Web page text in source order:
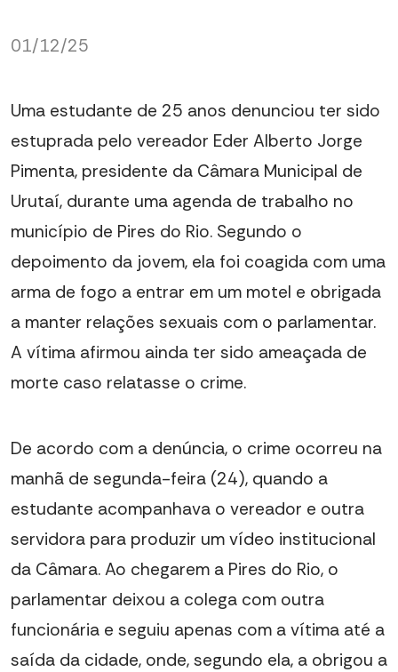
01/12/25
Uma estudante de 25 anos denunciou ter sido
estuprada pelo vereador Eder Alberto Jorge
Pimenta, presidente da Câmara Municipal de
Urutaí, durante uma agenda de trabalho no
município de Pires do Rio. Segundo o
depoimento da jovem, ela foi coagida com uma
arma de fogo a entrar em um motel e obrigada
a manter relações sexuais com o parlamentar.
A vítima afirmou ainda ter sido ameaçada de
morte caso relatasse o crime.
De acordo com a denúncia, o crime ocorreu na
manhã de segunda-feira (24), quando a
estudante acompanhava o vereador e outra
servidora para produzir um vídeo institucional
da Câmara. Ao chegarem a Pires do Rio, o
parlamentar deixou a colega com outra
funcionária e seguiu apenas com a vítima até a
saída da cidade, onde, segundo ela, a obrigou a